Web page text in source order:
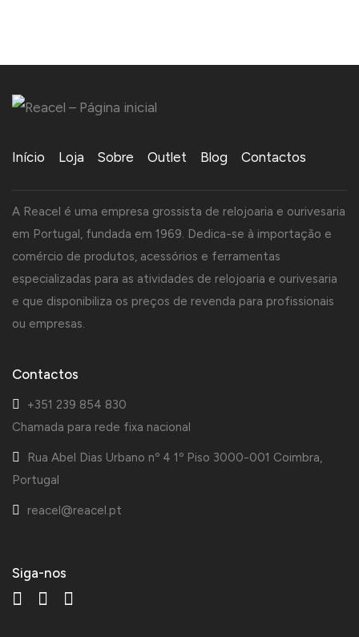
Início Loja Sobre Outlet Blog Contactos
A Reacel é uma empresa grossista de relojoaria e ourivesaria
em Portugal, fundada em 1969. Dedica-se à importação e
comércio de produtos, acessórios e ferramentas
especializadas para as atividades de relojoaria e ourivesaria
e que disponibiliza os preços de revenda para profissionais
ou empresas.
Contactos
+351 239 854 830
Chamada para rede fixa nacional
Rua Abel Dias Urbano nº 4 1º Piso 3000-001 Coimbra,
Portugal
reacel@reacel.pt
Siga-nos